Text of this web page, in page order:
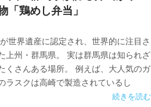
「鶏めし弁当」
世界遺産に認定され、世界的に注目さ
上州・群馬県。 実は群馬県は知られざ
くさんある場所。 例えば、大人気のガ
ラスクは高崎で製造されているし
続きを読む